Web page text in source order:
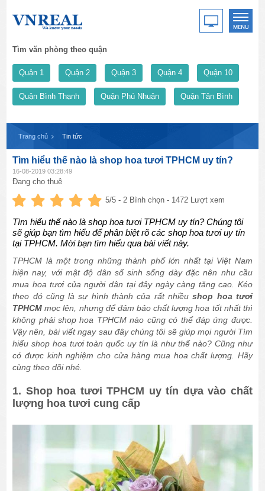
Tìm văn phòng theo quận
Quận 1 Quận 2 Quận 3 Quận 4 Quận 10
Quận Bình Thạnh Quận Phú Nhuận Quận Tân Bình
Trang chủ Tin tức
Tìm hiểu thế nào là shop hoa tươi TPHCM uy tín?
16-08-2019 03:28:49
Đang cho thuê
5/5 -2 Bình chọn - 1472 Lượt xem
Tìm hiểu thế nào là shop hoa tươi TPHCM uy tín? Chúng tôi
sẽ giúp bạn tìm hiểu để phân biệt rõ các shop hoa tươi uy tín
tại TPHCM. Mời bạn tìm hiểu qua bài viết này.
TPHCM là một trong những thành phố lớn nhất tại Việt Nam
hiện nay, với mật độ dân số sinh sống dày đặc nên nhu cầu
mua hoa tươi của người dân tại đây ngày càng tăng cao. Kéo
theo đó cũng là sự hình thành của rất nhiềushop hoa tươi
TPHCMmọc lên, nhưng để đảm bảo chất lượng hoa tốt nhất thì
không phải shop hoa TPHCM nào cũng có thể đáp ứng được.
Vậy nên, bài viết ngay sau đây chúng tôi sẽ giúp mọi người Tìm
hiểu shop hoa tươi toàn quốc uy tín là như thế nào? Cũng như
có được kinh nghiệm cho cửa hàng mua hoa chất lượng. Hãy
cùng theo dõi nhé.
1. Shop hoa tươi TPHCM uy tín dựa vào chất
lượng hoa tươi cung cấp